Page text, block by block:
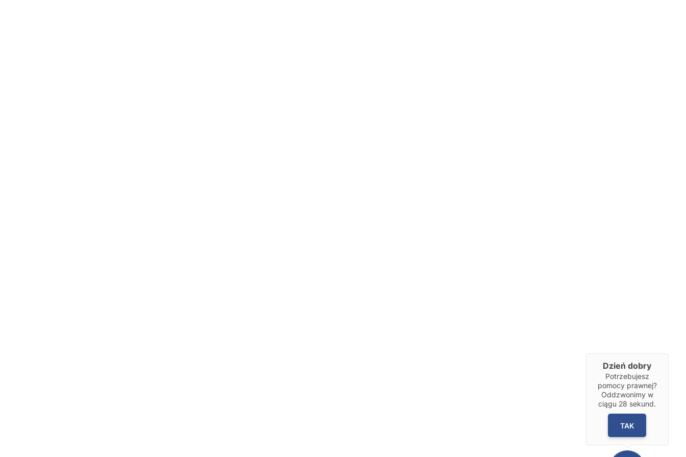
Dzień dobry
Potrzebujesz
pomocy prawnej?
Oddzwonimy w
ciągu 28 sekund.
TAK